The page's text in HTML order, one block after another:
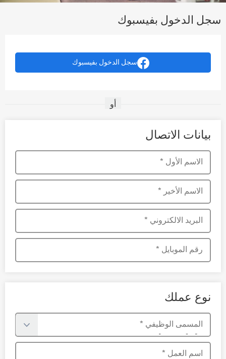
سجل الدخول بفيسبوك
سجل الدخول بفيسبوك
أو
بيانات الاتصال
الاسم الأول *
الاسم الأخير *
البريد الالكتروني *
رقم الموبايل *
نوع عملك
المسمى الوظيفي *
اسم العمل *